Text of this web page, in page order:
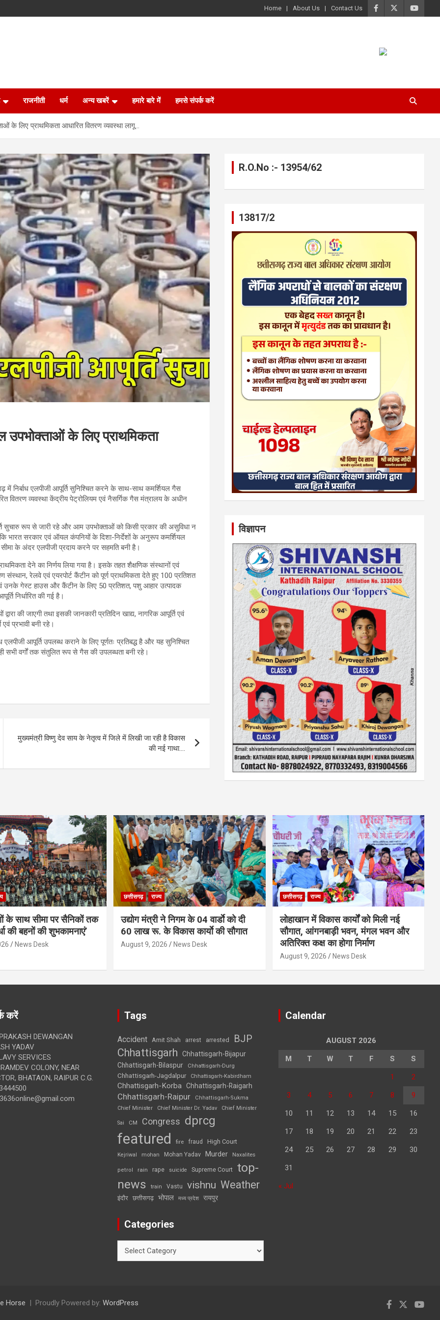
Home About Us Contact Us
राजनीती धर्म अन्य खबरें हमारे बारे में हमसे संपर्क करें
के लिए प्राथमिकता आधारित वितरण व्यवस्था लागू…
उपभोक्ताओं के लिए प्राथमिकता
में निर्बाध एलपीजी आपूर्ति सुनिश्चित करने के साथ-साथ कमर्शियल गैस
वितरण व्यवस्था केंद्रीय पेट्रोलियम एवं नैसर्गिक गैस मंत्रालय के अधीन
सुचारु रूप से जारी रहे और आम उपभोक्ताओं को किसी प्रकार की असुविधा न
भारत सरकार एवं ऑयल कंपनियों के दिशा-निर्देशों के अनुरूप कमर्शियल
के अंदर एलपीजी प्रदाय करने पर सहमति बनी है।
देने का निर्णय लिया गया है। इसके तहत शैक्षणिक संस्थानों एवं
रेलवे एवं एयरपोर्ट कैंटीन को पूर्ण प्राथमिकता देते हुए 100 प्रतिशत
एवं उनके गेस्ट हाउस और कैंटीन के लिए 50 प्रतिशत, पशु आहार उत्पादक
निर्धारित की गई है।
की जाएगी तथा इसकी जानकारी प्रतिदिन खाद्य, नागरिक आपूर्ति एवं
एवं प्रभावी बनी रहे।
एलपीजी आपूर्ति उपलब्ध कराने के लिए पूर्णतः प्रतिबद्ध है और यह सुनिश्चित
सभी वर्गों तक संतुलित रूप से गैस की उपलब्धता बनी रहे।
मुख्यमंत्री विष्णु देव साय के नेतृत्व में जिले में लिखी जा रही है विकास
की नई गाथा….
R.O.No :- 13954/62
13817/2
विज्ञापन
के साथ सीमा पर सैनिकों तक
की बहनों की शुभकामनाएं’
News Desk
छत्तीसगढ़ राज्य
उद्योग मंत्री ने निगम के 04 वार्डाे को दी
60 लाख रू. के विकास कार्याे की सौगात
August 9, 2026 News Desk
छत्तीसगढ़ राज्य
लोहाखान में विकास कार्यों को मिली नई
सौगात, आंगनबाड़ी भवन, मंगल भवन और
अतिरिक्त कक्ष का होगा निर्माण
August 9, 2026 News Desk
करें
DEWANGAN
YADAV
SERVICES
COLONY, NEAR
BHATAON, RAIPUR C.G.
Tags
Accident Amit Shah arrest arrested BJP
Chhattisgarh
Chhattisgarh-Bijapur
Chhattisgarh-Bilaspur
Chhattisgarh-Durg
Chhattisgarh-Jagdalpur Chhattisgarh-Kabirdham
Chhattisgarh-Korba Chhattisgarh-Raigarh
Chhattisgarh-Raipur
Chhattisgarh-Sukma
Chief Minister
Chief Minister Dr. Yadav Chief Minister
Sai CM Congress dprcg
featured fire fraud High Court
Kejriwal mohan Mohan Yadav Murder Naxalites
petrol rain rape suicide Supreme Court top-
news
train Vastu vishnu Weather
इंदौर छत्तीसगढ़ भोपाल मध्य प्रदेश रायपुर
Categories
Calendar
AUGUST 2026
M T W T F S S
1 2
3 4 5 6 7 8 9
10 11 12 13 14 15 16
17 18 19 20 21 22 23
24 25 26 27 28 29 30
31
« Jul
Horse Proudly Powered by: WordPress